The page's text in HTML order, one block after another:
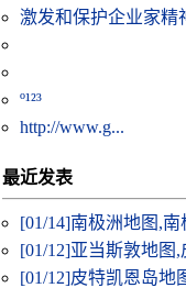
激发和保护企业家精
º¹²³
http://www.g...
最近发表
[01/14]南极洲地图,南
[01/12]亚当斯敦地图,
[01/12]皮特凯恩岛地